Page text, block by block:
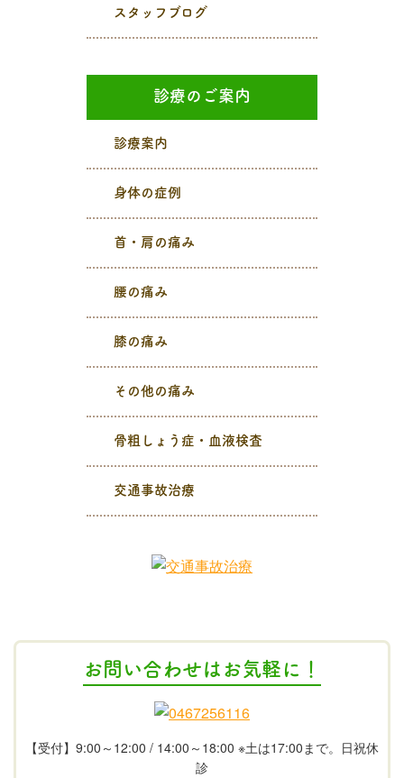
スタッフブログ
診療のご案内
診療案内
身体の症例
首・肩の痛み
腰の痛み
膝の痛み
その他の痛み
骨粗しょう症・血液検査
交通事故治療
お問い合わせはお気軽に！
【受付】9:00～12:00 / 14:00～18:00 ※土は17:00まで。日祝休
診